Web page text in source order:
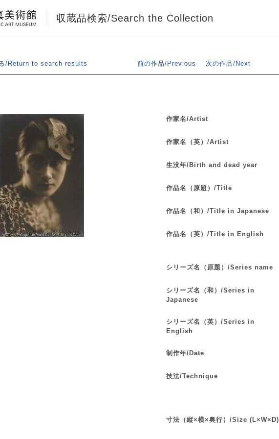
収蔵品検索/Search the Collection
/Return to search results 前の作品/Previous 次の作品/Next
作家名/Artist
作家名（英）/Artist
生没年/Birth and dead year
作品名（原題）/Title
作品名（和）/Title in Japanese
作品名（英）/Title in English
シリーズ名（原題）/Series name
シリーズ名（和）/Series in
Japanese
シリーズ名（英）/Series in
English
制作年/Date
技法/Technique
寸法（縦×横×奥行）/Size (L×W×D)